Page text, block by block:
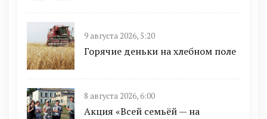
9 августа 2026, 5:20
Горячие деньки на хлебном поле
8 августа 2026, 6:00
Акция «Всей семьёй — на